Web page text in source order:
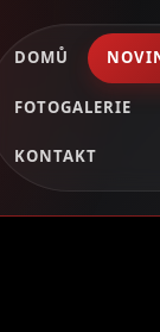
DOMŮ
FOTOGALERIE
KONTAKT